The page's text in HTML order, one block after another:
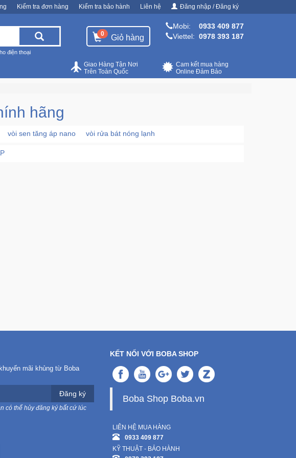
Kiểm tra đơn hàng Kiểm tra bảo hành Liên hệ Đăng nhập / Đăng ký
điện thoại
0 Giỏ hàng
Mobi:
0933 409 877
Viettel: 0978 393 187
Cam kết mua hàng
Online Đảm Bảo
Giao Hàng Tận Nơi
Trên Toàn Quốc
hãng
vòi sen tăng áp nano vòi rửa bát nóng lạnh
mãi khủng từ Boba
Đăng ký
có thể hủy đăng ký bất cứ lúc
KẾT NỐI VỚI BOBA SHOP
Boba Shop Boba.vn
LIÊN HỆ MUA HÀNG
0933 409 877
KỸ THUẬT - BẢO HÀNH